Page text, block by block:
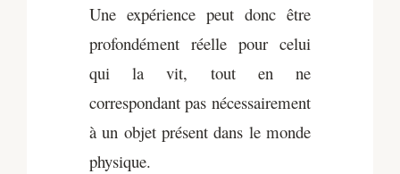
Une expérience peut donc être
profondément réelle pour celui
qui la vit, tout en ne
correspondant pas nécessairement
à un objet présent dans le monde
physique.